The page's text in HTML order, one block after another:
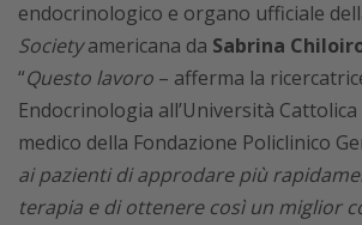
endocrinologico e organo ufficiale
Societyamericana da Sabrina
“Questo lavoro – afferma la
Endocrinologia all’Università
medico della Fondazione Policlinico
ai pazienti di approdare più
terapia e di ottenere così un miglior